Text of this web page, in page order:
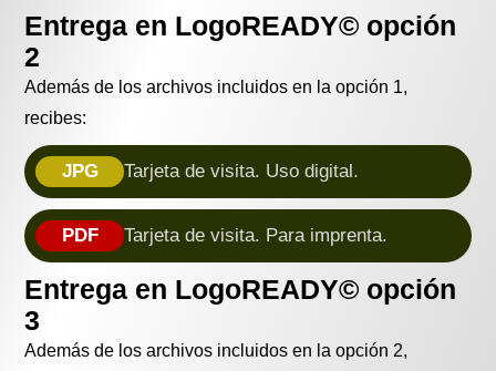
Entrega en LogoREADY© opción
2
Además de los archivos incluidos en la opción 1,
recibes:
JPG Tarjeta de visita. Uso digital.
PDF Tarjeta de visita. Para imprenta.
Entrega en LogoREADY© opción
3
Además de los archivos incluidos en la opción 2,